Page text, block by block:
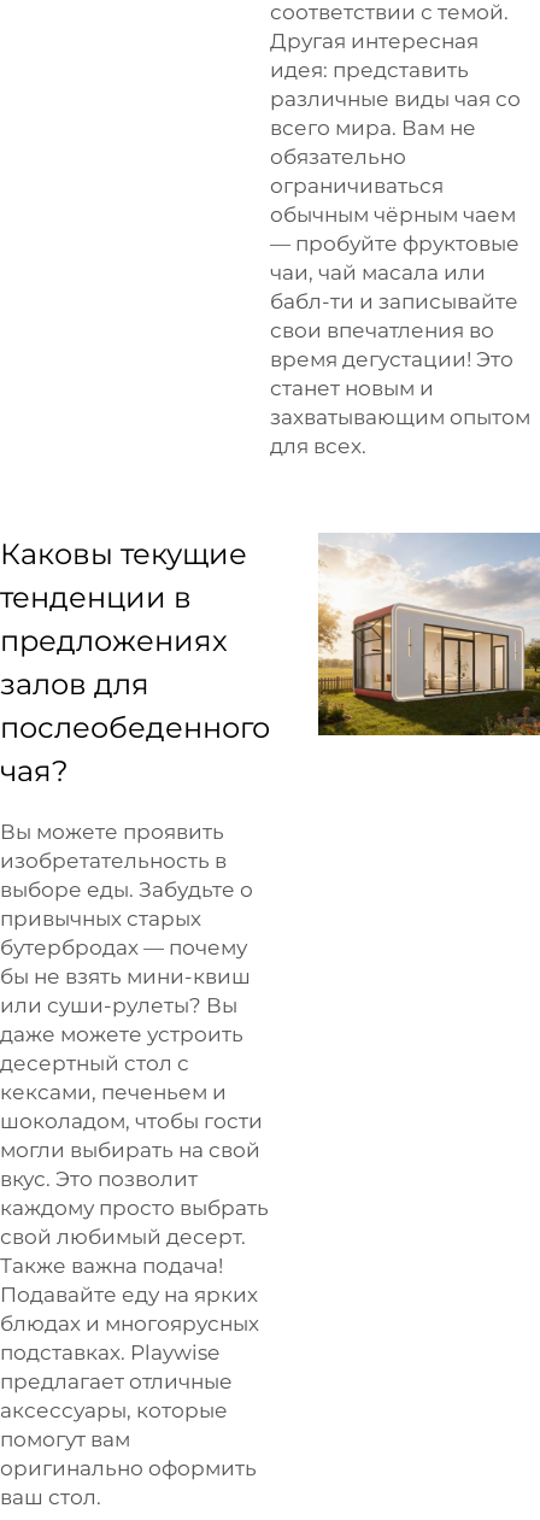
соответствии с темой.
Другая интересная
идея: представить
различные виды чая со
всего мира. Вам не
обязательно
ограничиваться
обычным чёрным чаем
— пробуйте фруктовые
чаи, чай масала или
бабл-ти и записывайте
свои впечатления во
время дегустации! Это
станет новым и
захватывающим опытом
для всех.
Каковы текущие
тенденции в
предложениях
залов для
послеобеденного
чая?
Вы можете проявить
изобретательность в
выборе еды. Забудьте о
привычных старых
бутербродах — почему
бы не взять мини-квиш
или суши-рулеты? Вы
даже можете устроить
десертный стол с
кексами, печеньем и
шоколадом, чтобы гости
могли выбирать на свой
вкус. Это позволит
каждому просто выбрать
свой любимый десерт.
Также важна подача!
Подавайте еду на ярких
блюдах и многоярусных
подставках. Playwise
предлагает отличные
аксессуары, которые
помогут вам
оригинально оформить
ваш стол.